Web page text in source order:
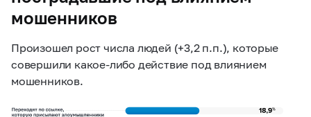
мошенников
Произошел рост числа людей (+3,2 п.п.), которые
совершили какое-либо действие под влиянием
мошенников.